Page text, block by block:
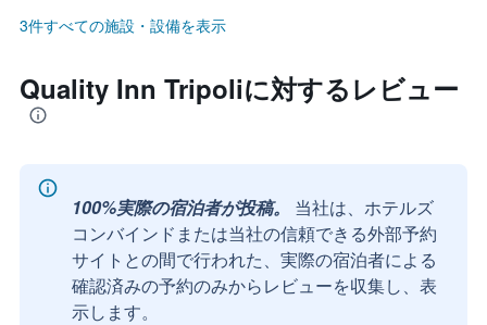
3件すべての施設・設備を表示
Quality Inn Tripoliに対するレビュー
100%実際の宿泊者が投稿。
当社は、ホテルズ
コンバインドまたは当社の信頼できる外部予約
サイトとの間で行われた、実際の宿泊者による
確認済みの予約のみからレビューを収集し、表
示します。